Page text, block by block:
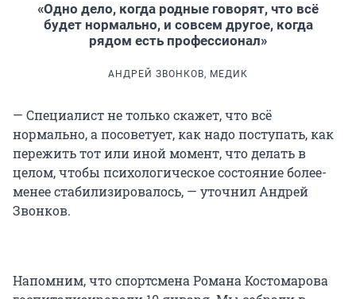
«Одно дело, когда родные говорят, что всё
будет нормально, и совсем другое, когда
рядом есть профессионал»
АНДРЕЙ ЗВОНКОВ, МЕДИК
— Специалист не только скажет, что всё
нормально, а посоветует, как надо поступать, как
пережить тот или иной момент, что делать в
целом, чтобы психологическое состояние более-
менее стабилизировалось, — уточнил Андрей
Звонков.
Напомним, что спортсмена Романа Костомарова